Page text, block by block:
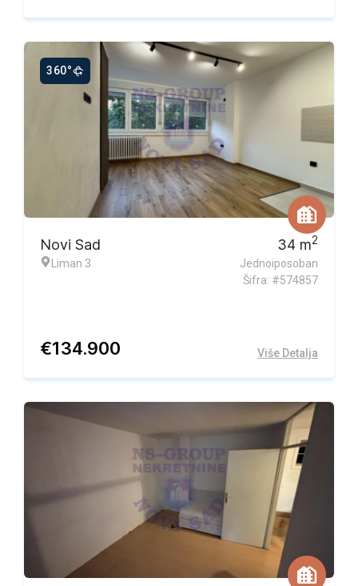
360°
Novi Sad
Liman 3
34 m2
Jednoiposoban
Šifra: #574857
€134.900 Više Detalja